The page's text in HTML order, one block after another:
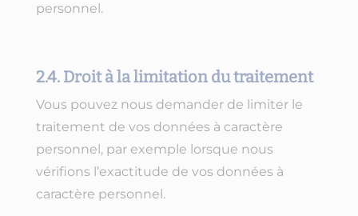
personnel.
2.4. Droit à la limitation du traitement
Vous pouvez nous demander de limiter le
traitement de vos données à caractère
personnel, par exemple lorsque nous
vérifions l’exactitude de vos données à
caractère personnel.